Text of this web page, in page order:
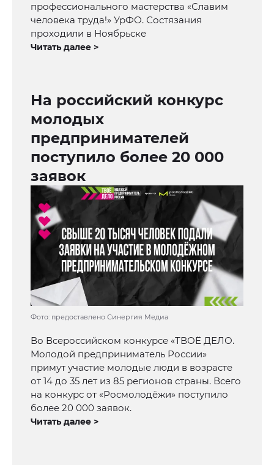
профессионального мастерства «Славим
человека труда!» УрФО. Состязания
проходили в Ноябрьске
Читать далее >
На российский конкурс
молодых
предпринимателей
поступило более 20 000
заявок
Фото: предоставлено Синергия Медиа
Во Всероссийском конкурсе «ТВОЁ ДЕЛО.
Молодой предприниматель России»
примут участие молодые люди в возрасте
от 14 до 35 лет из 85 регионов страны. Всего
на конкурс от «Росмолодёжи» поступило
более 20 000 заявок.
Читать далее >